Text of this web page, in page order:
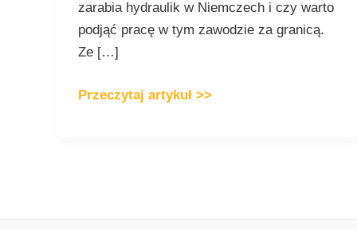
zarabia hydraulik w Niemczech i czy warto
podjąć pracę w tym zawodzie za granicą.
Ze […]
Przeczytaj artykuł >>